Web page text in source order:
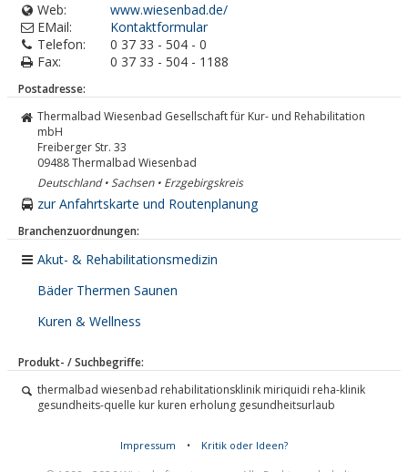
Web:
www.wiesenbad.de/
EMail:
Kontaktformular
Telefon:
0 37 33 - 504 - 0
Fax:
0 37 33 - 504 - 1188
Postadresse:
Thermalbad Wiesenbad Gesellschaft für Kur- und Rehabilitation
mbH
Freiberger Str. 33
09488Thermalbad Wiesenbad
Deutschland • Sachsen • Erzgebirgskreis
zur Anfahrtskarte und Routenplanung
Branchenzuordnungen:
Akut- & Rehabilitationsmedizin
Bäder Thermen Saunen
Kuren & Wellness
Produkt- / Suchbegriffe:
thermalbad wiesenbad rehabilitationsklinik miriquidi reha-klinik
gesundheits-quelle kur kuren erholung gesundheitsurlaub
Impressum • Kritik oder Ideen?